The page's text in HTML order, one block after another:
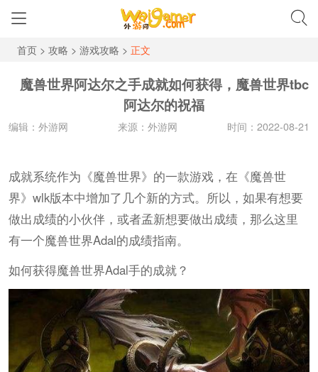
首页> 攻略 > 游戏攻略 > 正文
魔兽世界阿达尔之手成就如何获得，魔兽世界tbc
阿达尔的祝福
编辑：外游网 来源：外游网 时间：2022-08-21
成就系统作为《魔兽世界》的一款游戏，在《魔兽世
界》wlk版本中增加了几个新的方式。所以，如果有想要
做出成绩的小伙伴，或者孟新想要做出成绩，那么这里
有一个魔兽世界Adal的成绩指南。
如何获得魔兽世界Adal手的成就？